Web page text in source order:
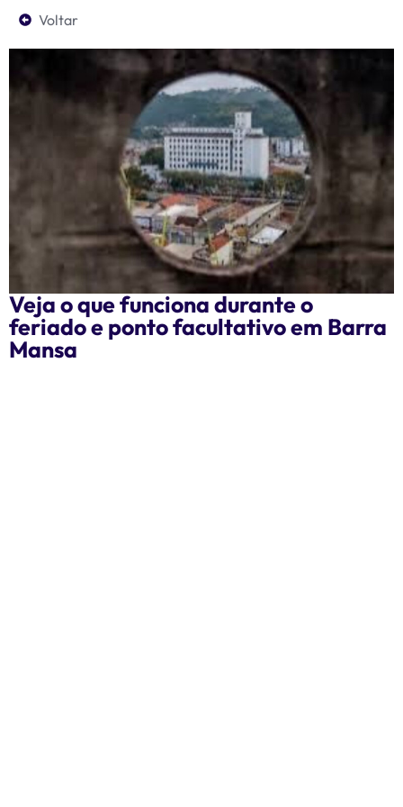
Voltar
Veja o que funciona durante o
feriado e ponto facultativo em Barra
Mansa